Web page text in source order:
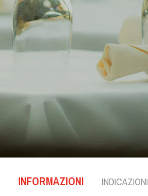
INFORMAZIONI INDICAZIONI